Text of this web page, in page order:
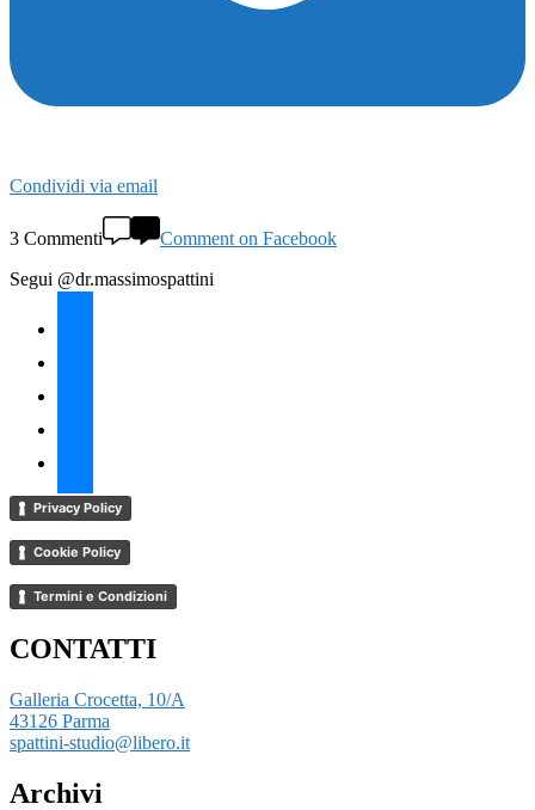
Condividi via email
3 Commenti
Comment on Facebook
Segui @dr.massimospattini
Privacy Policy
Cookie Policy
Termini e Condizioni
CONTATTI
Galleria Crocetta, 10/A
43126 Parma
spattini-studio@libero.it
Archivi